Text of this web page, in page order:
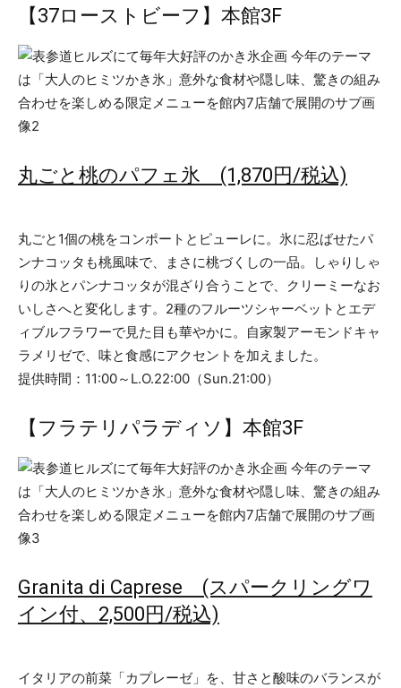
【37ローストビーフ】本館3F
丸ごと桃のパフェ氷 (1,870円/税込)
丸ごと1個の桃をコンポートとピューレに。氷に忍ばせたパ
ンナコッタも桃風味で、まさに桃づくしの一品。しゃりしゃ
りの氷とパンナコッタが混ざり合うことで、クリーミーなお
いしさへと変化します。2種のフルーツシャーベットとエデ
ィブルフラワーで見た目も華やかに。自家製アーモンドキャ
ラメリゼで、味と食感にアクセントを加えました。
提供時間：11:00～L.O.22:00（Sun.21:00）
【フラテリパラディソ】本館3F
Granita di Caprese (スパークリングワ
イン付、2,500円/税込)
イタリアの前菜「カプレーゼ」を、甘さと酸味のバランスが